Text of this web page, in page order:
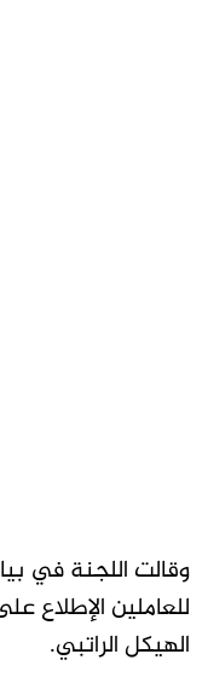
وقالت اللجنة في
للعاملين الإطلاع
الهيكل الراتبي.